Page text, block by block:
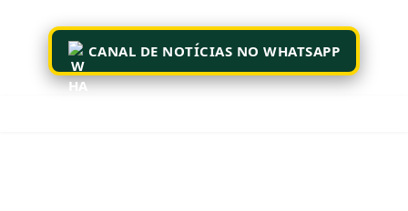
CANAL DE NOTÍCIAS NO WHATSAPP